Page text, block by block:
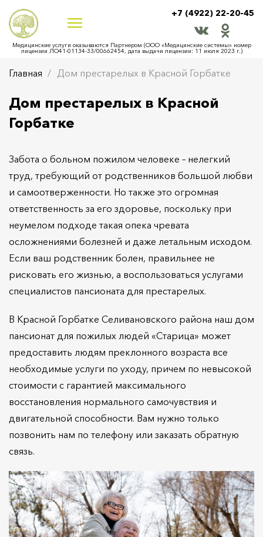
+7 (4922) 22-20-45
Медицинские услуги оказываются Партнером (ООО «Медицинские системы» номер
лицензии ЛО41-01134-33/00662454, дата выдачи лицензии: 11 июля 2023 г.)
Главная Дом престарелых в Красной Горбатке
Дом престарелых в Красной
Горбатке
Забота о больном пожилом человеке – нелегкий
труд, требующий от родственников большой любви
и самоотверженности. Но также это огромная
ответственность за его здоровье, поскольку при
неумелом подходе такая опека чревата
осложнениями болезней и даже летальным исходом.
Если ваш родственник болен, правильнее не
рисковать его жизнью, а воспользоваться услугами
специалистов пансионата для престарелых.
В Красной Горбатке Селивановского района наш дом
пансионат для пожилых людей «Старица» может
предоставить людям преклонного возраста все
необходимые услуги по уходу, причем по невысокой
стоимости с гарантией максимального
восстановления нормального самочувствия и
двигательной способности. Вам нужно только
позвонить нам по телефону или заказать обратную
связь.